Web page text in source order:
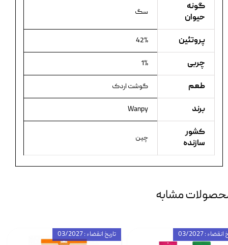
گونه
حیوان
سگ
پروتئین 42%
چربی 1%
طعم گوشت اردک
برند Wanpy
کشور
سازنده
چین
مشابه
تاریخ انقضاء : 03/2027 : 03/2027